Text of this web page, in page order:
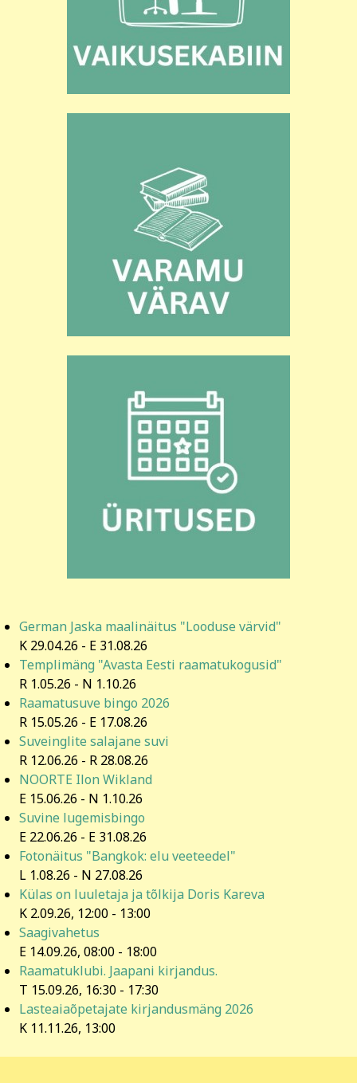
German Jaska maalinäitus "Looduse värvid"
K 29.04.26 - E 31.08.26
Templimäng "Avasta Eesti raamatukogusid"
R 1.05.26 - N 1.10.26
Raamatusuve bingo 2026
R 15.05.26 - E 17.08.26
Suveinglite salajane suvi
R 12.06.26 - R 28.08.26
NOORTE Ilon Wikland
E 15.06.26 - N 1.10.26
Suvine lugemisbingo
E 22.06.26 - E 31.08.26
Fotonäitus "Bangkok: elu veeteedel"
L 1.08.26 - N 27.08.26
Külas on luuletaja ja tõlkija Doris Kareva
K 2.09.26, 12:00 - 13:00
Saagivahetus
E 14.09.26, 08:00 - 18:00
Raamatuklubi. Jaapani kirjandus.
T 15.09.26, 16:30 - 17:30
Lasteaiaõpetajate kirjandusmäng 2026
K 11.11.26, 13:00